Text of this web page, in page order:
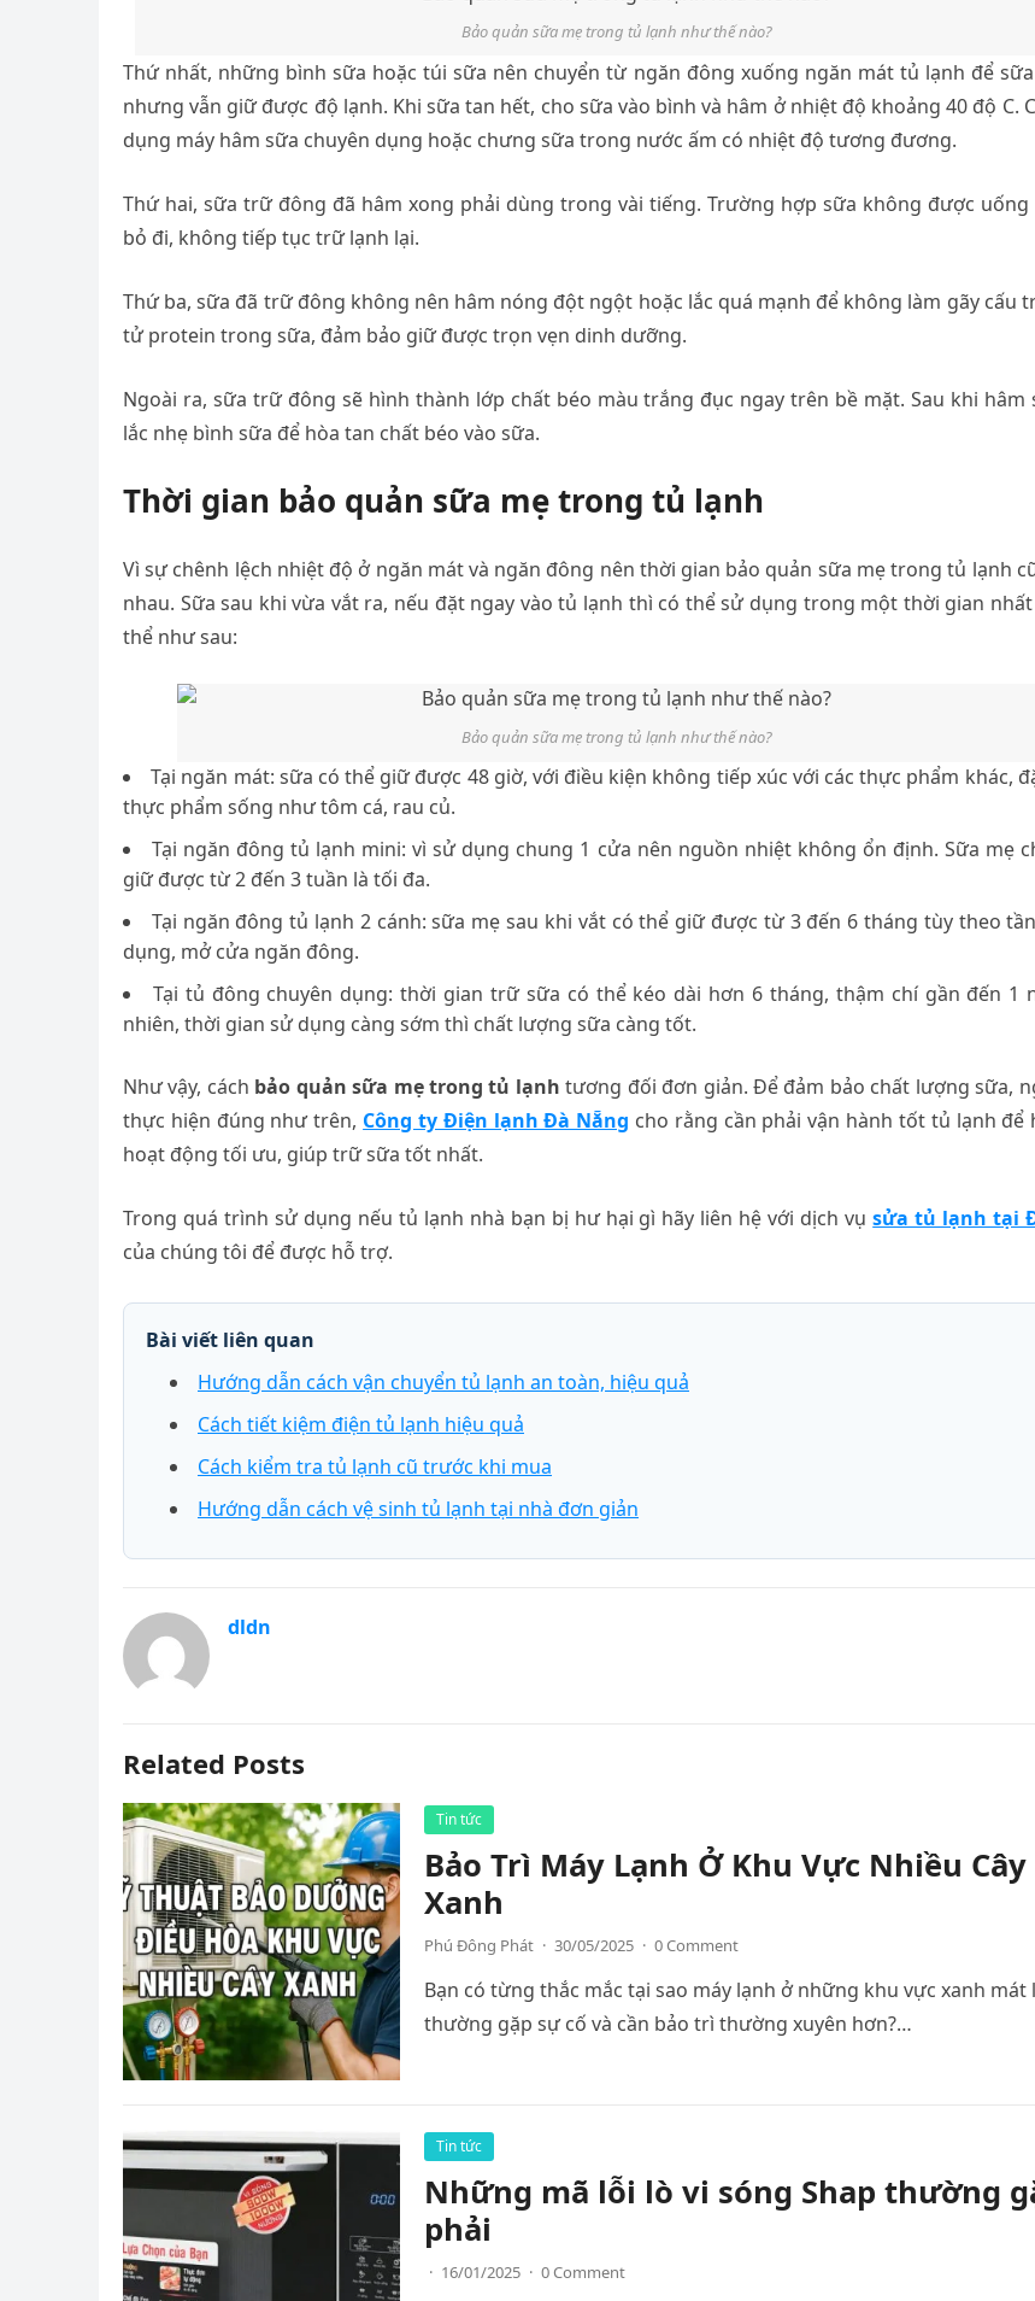
Bảo quản sữa mẹ trong tủ lạnh như thế nào?
Thứ nhất, những bình sữa hoặc túi sữa nên chuyển từ ngăn đông xuống ngăn mát tủ lạnh để
nhưng vẫn giữ được độ lạnh. Khi sữa tan hết, cho sữa vào bình và hâm ở nhiệt độ khoảng 40 độ C.
dụng máy hâm sữa chuyên dụng hoặc chưng sữa trong nước ấm có nhiệt độ tương đương.
Thứ hai, sữa trữ đông đã hâm xong phải dùng trong vài tiếng. Trường hợp sữa không được uống
bỏ đi, không tiếp tục trữ lạnh lại.
Thứ ba, sữa đã trữ đông không nên hâm nóng đột ngột hoặc lắc quá mạnh để không làm gãy cấu
tử protein trong sữa, đảm bảo giữ được trọn vẹn dinh dưỡng.
Ngoài ra, sữa trữ đông sẽ hình thành lớp chất béo màu trắng đục ngay trên bề mặt. Sau khi hâm
lắc nhẹ bình sữa để hòa tan chất béo vào sữa.
Thời gian bảo quản sữa mẹ trong tủ lạnh
Vì sự chênh lệch nhiệt độ ở ngăn mát và ngăn đông nên thời gian bảo quản sữa mẹ trong tủ lạnh
nhau. Sữa sau khi vừa vắt ra, nếu đặt ngay vào tủ lạnh thì có thể sử dụng trong một thời gian
thể như sau:
Bảo quản sữa mẹ trong tủ lạnh như thế nào?
Tại ngăn mát: sữa có thể giữ được 48 giờ, với điều kiện không tiếp xúc với các thực phẩm khác,
thực phẩm sống như tôm cá, rau củ.
Tại ngăn đông tủ lạnh mini: vì sử dụng chung 1 cửa nên nguồn nhiệt không ổn định. Sữa mẹ
giữ được từ 2 đến 3 tuần là tối đa.
Tại ngăn đông tủ lạnh 2 cánh: sữa mẹ sau khi vắt có thể giữ được từ 3 đến 6 tháng tùy theo
dụng, mở cửa ngăn đông.
Tại tủ đông chuyên dụng: thời gian trữ sữa có thể kéo dài hơn 6 tháng, thậm chí gần đến 1
nhiên, thời gian sử dụng càng sớm thì chất lượng sữa càng tốt.
Như vậy, cách bảo quản sữa mẹ trong tủ lạnh tương đối đơn giản. Để đảm bảo chất lượng sữa,
thực hiện đúng như trên, Công ty Điện lạnh Đà Nẵng cho rằng cần phải vận hành tốt tủ lạnh để
hoạt động tối ưu, giúp trữ sữa tốt nhất.
Trong quá trình sử dụng nếu tủ lạnh nhà bạn bị hư hại gì hãy liên hệ với dịch vụsửa tủ lạnh tại
của chúng tôi để được hỗ trợ.
Bài viết liên quan
Hướng dẫn cách vận chuyển tủ lạnh an toàn, hiệu quả
Cách tiết kiệm điện tủ lạnh hiệu quả
Cách kiểm tra tủ lạnh cũ trước khi mua
Hướng dẫn cách vệ sinh tủ lạnh tại nhà đơn giản
dldn
Related Posts
Tin tức
Bảo Trì Máy Lạnh Ở Khu Vực Nhiều Cây
Xanh
Phú Đông Phát · 30/05/2025 · 0 Comment
Bạn có từng thắc mắc tại sao máy lạnh ở những khu vực xanh mát
thường gặp sự cố và cần bảo trì thường xuyên hơn?…
Tin tức
Những mã lỗi lò vi sóng Shap thường
phải
· 16/01/2025 · 0 Comment